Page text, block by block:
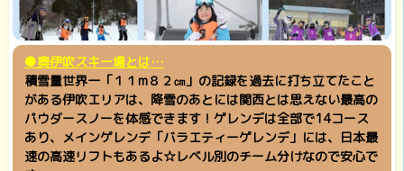
●奥伊吹スキー場とは…
積雪量世界一「１１m８２㎝」の記録を過去に打ち立てたこと
がある伊吹エリアは、降雪のあとには関西とは思えない最高の
パウダースノーを体感できます！ゲレンデは全部で14コース
あり、メインゲレンデ「バラエティーゲレンデ」には、日本最
速の高速リフトもあるよ☆レベル別のチーム分けなので安心で